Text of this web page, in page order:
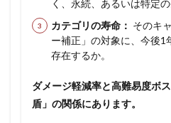
く、永続、あるいは特定
カテゴリの寿命： そのキ
ー補正」の対象に、今後1
存在するか。
ダメージ軽減率と高難易度ボ
盾」の関係にあります。